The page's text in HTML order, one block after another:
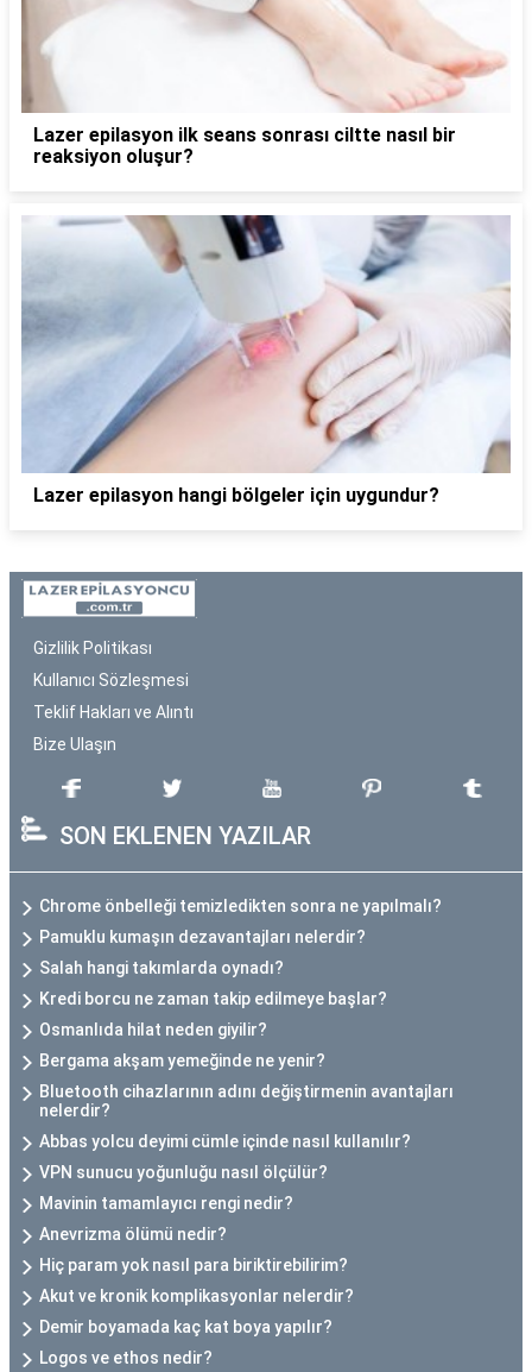
Lazer epilasyon ilk seans sonrası ciltte nasıl bir
reaksiyon oluşur?
Lazer epilasyon hangi bölgeler için uygundur?
Gizlilik Politikası
Kullanıcı Sözleşmesi
Teklif Hakları ve Alıntı
Bize Ulaşın
SON EKLENEN YAZILAR
Chrome önbelleği temizledikten sonra ne yapılmalı?
Pamuklu kumaşın dezavantajları nelerdir?
Salah hangi takımlarda oynadı?
Kredi borcu ne zaman takip edilmeye başlar?
Osmanlıda hilat neden giyilir?
Bergama akşam yemeğinde ne yenir?
Bluetooth cihazlarının adını değiştirmenin avantajları
nelerdir?
Abbas yolcu deyimi cümle içinde nasıl kullanılır?
VPN sunucu yoğunluğu nasıl ölçülür?
Mavinin tamamlayıcı rengi nedir?
Anevrizma ölümü nedir?
Hiç param yok nasıl para biriktirebilirim?
Akut ve kronik komplikasyonlar nelerdir?
Demir boyamada kaç kat boya yapılır?
Logos ve ethos nedir?